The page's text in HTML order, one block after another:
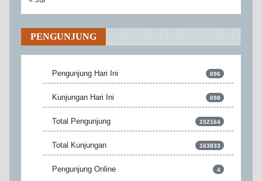
PENGUNJUNG
Pengunjung Hari Ini 696
Kunjungan Hari Ini 698
Total Pengunjung 152164
Total Kunjungan 163833
Pengunjung Online 4